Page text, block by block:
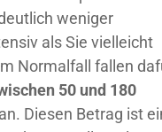
weniger
als Sie vielleicht
Normalfall fallen
50 und 180
an. Diesen Betrag ist